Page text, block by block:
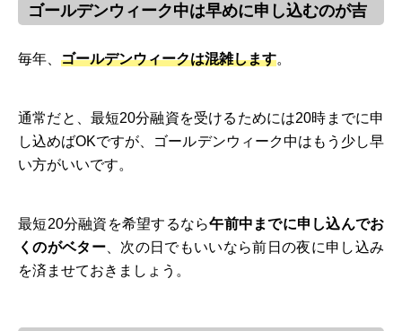
ゴールデンウィーク中は早めに申し込むのが吉
毎年、 ゴールデンウィークは混雑します。
通常だと、最短20分融資を受けるためには20時までに申
し込めばOKですが、ゴールデンウィーク中はもう少し早
い方がいいです。
最短20分融資を希望するなら午前中までに申し込んでお
くのがベター 、次の日でもいいなら前日の夜に申し込み
を済ませておきましょう。